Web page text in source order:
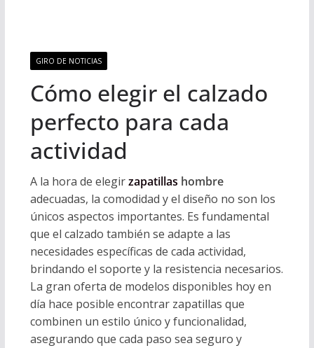
GIRO DE NOTICIAS
Cómo elegir el calzado
perfecto para cada
actividad
A la hora de elegirzapatillas hombre
adecuadas, la comodidad y el diseño no son los
únicos aspectos importantes. Es fundamental
que el calzado también se adapte a las
necesidades específicas de cada actividad,
brindando el soporte y la resistencia necesarios.
La gran oferta de modelos disponibles hoy en
día hace posible encontrar zapatillas que
combinen un estilo único y funcionalidad,
asegurando que cada paso sea seguro y